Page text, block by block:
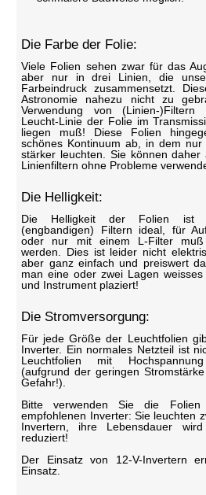
Die Farbe der Folie:
Viele Folien sehen zwar für das
aber nur in drei Linien, die
Farbeindruck zusammensetzt.
Astronomie nahezu nicht zu
Verwendung von (Linien-
Leucht-Linie der Folie im
liegen muß! Diese Folien
schönes Kontinuum ab, in dem
stärker leuchten. Sie können daher
Linienfiltern ohne Probleme
Die Helligkeit:
Die Helligkeit der Folien ist
(engbandigen) Filtern ideal, für
oder nur mit einem L-Filter
werden. Dies ist leider nicht
aber ganz einfach und preiswert
man eine oder zwei Lagen
und Instrument plaziert!
Die Stromversorgung:
Für jede Größe der Leuchtfolien
Inverter. Ein normales Netzteil ist
Leuchtfolien mit
(aufgrund der geringen
Gefahr!).
Bitte verwenden Sie die
empfohlenen Inverter: Sie leuchten
Invertern, ihre Lebensdauer
reduziert!
Der Einsatz von 12-V-Invertern
Einsatz.